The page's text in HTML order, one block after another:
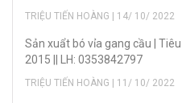
TRIỆU TIẾN HOÀNG | 14/ 10/ 2022
Sản xuẩt bó vỉa gang cầu |
2015 || LH: 0353842797
TRIỆU TIẾN HOÀNG | 11/ 10/ 2022